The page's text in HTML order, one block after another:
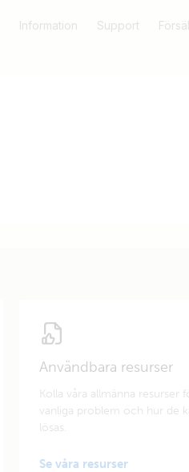
Information Support
Användbara resurser
Kolla våra allmänna resurser
vanliga problem och hur de
lösas.
Se våra resurser